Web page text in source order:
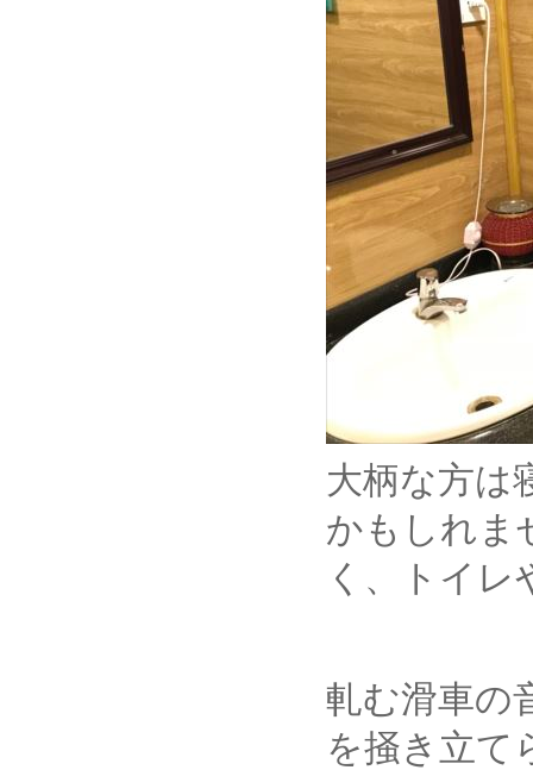
大柄な方は
かもしれま
く、トイ
軋む滑車の
を掻き立て